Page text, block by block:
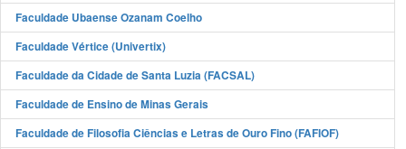
Faculdade Ubaense Ozanam Coelho
Faculdade Vértice (Univertix)
Faculdade da Cidade de Santa Luzia (FACSAL)
Faculdade de Ensino de Minas Gerais
Faculdade de Filosofia Ciências e Letras de Ouro Fino (FAFIOF)